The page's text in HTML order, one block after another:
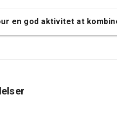
en god aktivitet at